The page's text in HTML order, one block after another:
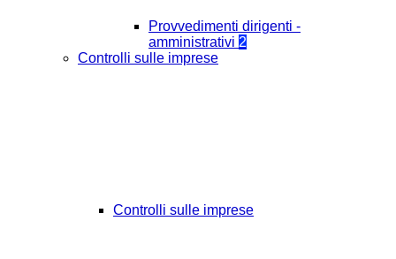
Provvedimenti dirigenti -
amministrativi 2
Controlli sulle imprese
Controlli sulle imprese